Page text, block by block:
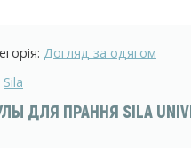
Догляд за одягом
Sila
ДЛЯ ПРАННЯ SILA